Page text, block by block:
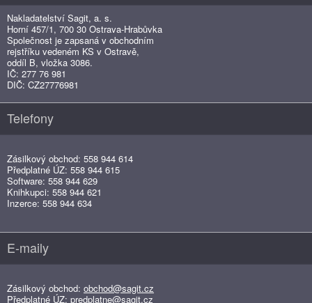
Nakladatelství Sagit, a. s.
Horní 457/1, 700 30 Ostrava-Hrabůvka
Společnost je zapsaná v obchodním
rejstříku vedeném KS v Ostravě,
oddíl B, vložka 3086.
IČ: 277 76 981
DIČ: CZ27776981
Telefony
Zásilkový obchod: 558 944 614
Předplatné ÚZ: 558 944 615
Software: 558 944 629
Knihkupci: 558 944 621
Inzerce: 558 944 634
E-maily
Zásilkový obchod: obchod@sagit.cz
Předplatné ÚZ: predplatne@sagit.cz